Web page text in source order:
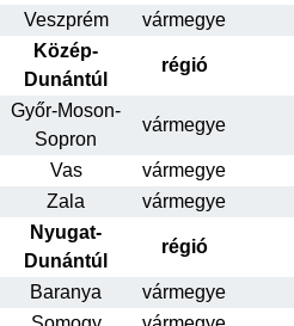
Veszprém vármegye
Közép-
Dunántúl
régió
Győr-Moson-
Sopron
vármegye
Vas vármegye
Zala
vármegye
Nyugat-
Dunántúl
régió
Baranya vármegye